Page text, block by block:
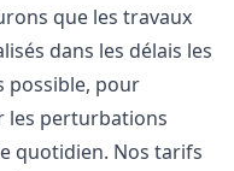
que les travaux
dans les délais les
possible, pour
les perturbations
quotidien. Nos tarifs